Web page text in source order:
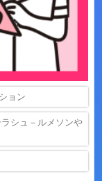
ョン
シュ－ルメソンや